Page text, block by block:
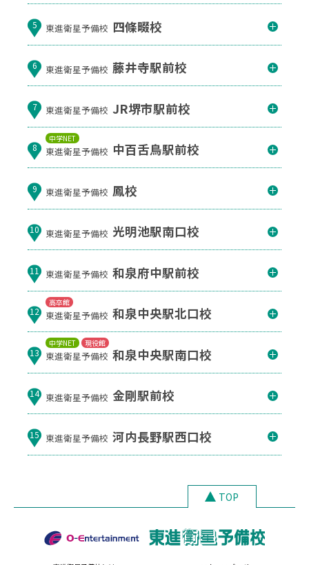
5 東進衛星予備校 四條畷校
6 東進衛星予備校 藤井寺駅前校
7 東進衛星予備校 JR堺市駅前校
中学NET
8 東進衛星予備校 中百舌鳥駅前校
9 東進衛星予備校 鳳校
10 東進衛星予備校 光明池駅南口校
11 東進衛星予備校 和泉府中駅前校
高卒館
12 東進衛星予備校 和泉中央駅北口校
中学NET 現役館
13 東進衛星予備校 和泉中央駅南口校
14 東進衛星予備校 金剛駅前校
15 東進衛星予備校 河内長野駅西口校
TOP